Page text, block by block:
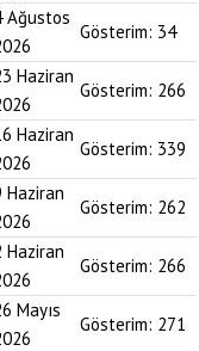
Ağustos
Gösterim: 34
Haziran
Gösterim: 266
Haziran
Gösterim: 339
Haziran
Gösterim: 262
Haziran
Gösterim: 266
Mayıs
Gösterim: 271